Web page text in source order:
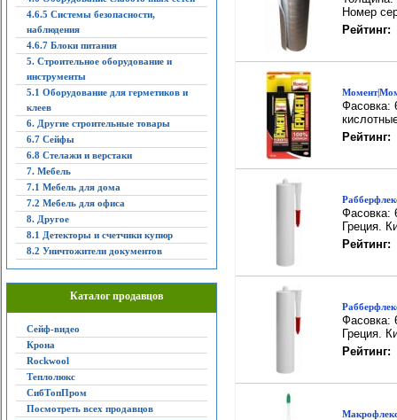
4.6.5 Системы безопасности,
наблюдения
4.6.7 Блоки питания
5. Строительное оборудование и
инструменты
5.1 Оборудование для герметиков и
клеев
6. Другие строительные товары
6.7 Сейфы
6.8 Стелажи и верстаки
7. Мебель
7.1 Мебель для дома
7.2 Мебель для офиса
8. Другое
8.1 Детекторы и счетчики купюр
8.2 Уничтожители документов
Каталог продавцов
Сейф-видео
Крона
Rockwool
Теплолюкс
СибТопПром
Посмотреть всех продавцов
Номер
Рейтинг:
Фасовка:
Рейтинг:
Фасовка:
Греция.
Рейтинг:
Фасовка:
Греция.
Рейтинг: